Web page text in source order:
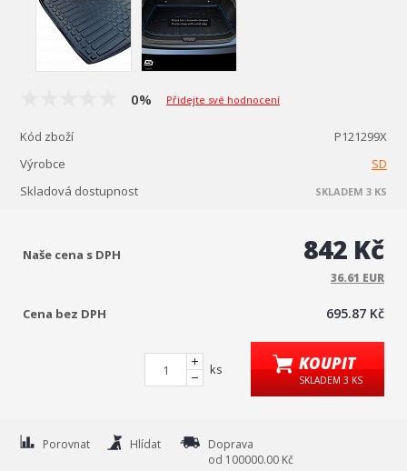
0% Přidejte své hodnocení
Kód zboží
P121299X
Výrobce
SD
Skladová dostupnost
SKLADEM 3 KS
Naše cena s DPH 842 Kč
36.61 EUR
Cena bez DPH 695.87 Kč
ks KOUPIT
SKLADEM 3 KS
Porovnat Hlídat
Doprava
od 100000.00 Kč